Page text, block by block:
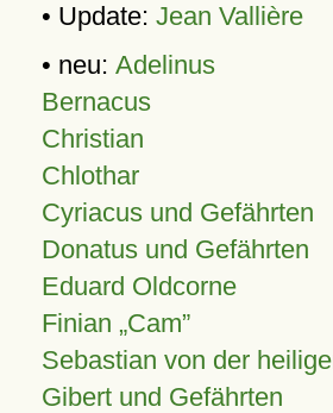
• Update: Jean Vallière
• neu: Adelinus
Bernacus
Christian
Chlothar
Cyriacus und Gefährten
Donatus und Gefährten
Eduard Oldcorne
Finian Cam
Sebastian von der
Gibert und Gefährten